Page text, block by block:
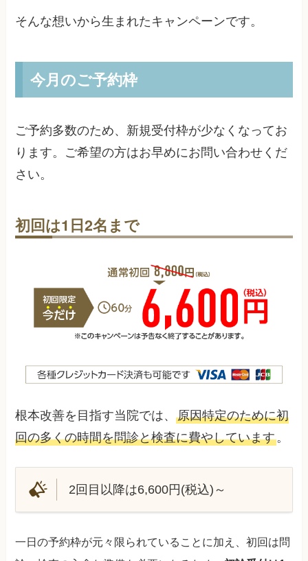
そんな想いから生まれたキャンペーンです。
今月のご予約枠
ご予約多数のため、新規受付枠が少なくなってお
ります。ご希望の方はお早めにお問い合わせくだ
さい。
初回は1日2名まで
根本改善を目指す当院では、原因特定のために初
回の多くの時間を問診と検査に費やしています。
2回目以降は6,600円(税込)～
一日の予約枠が元々限られていることに加え、初回は問